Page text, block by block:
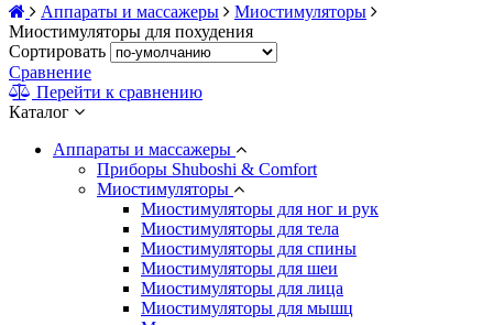
Аппараты и массажеры
Миостимуляторы
Миостимуляторы для похудения
Сортировать
Сравнение
Перейти к сравнению
Каталог
Аппараты и массажеры
Приборы Shuboshi & Comfort
Миостимуляторы
Миостимуляторы для ног и рук
Миостимуляторы для тела
Миостимуляторы для спины
Миостимуляторы для шеи
Миостимуляторы для лица
Миостимуляторы для мышц